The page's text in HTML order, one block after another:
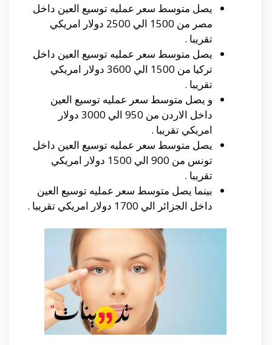
يصل متوسط سعر عمليه توسيع العين داخل
مصر من 1500 الي 2500 دولار امريكي
تقريبا .
يصل متوسط سعر عمليه توسيع العين داخل
تركيا من 1500 الي 3600 دولار امريكي
تقريبا .
و يصل متوسط سعر عمليه توسيع العين
داخل الاردن من 950 الي 3000 دولار
امريكي تقريبا .
يصل متوسط سعر عمليه توسيع العين داخل
تونس من 900 الي 1500 دولار امريكي
تقريبا .
بينما يصل متوسط سعر عمليه توسيع العين
داخل الجزائر الي 1700 دولار امريكي تقريبا .